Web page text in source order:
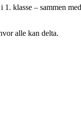
klasse – sammen med
alle kan delta.